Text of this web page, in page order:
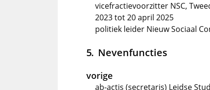
vicefractievoorzitter NSC,
2023 tot 20 april 2025
politiek leider Nieuw Sociaal
Nevenfuncties
vorige
ab-actis (secretaris) Leidse